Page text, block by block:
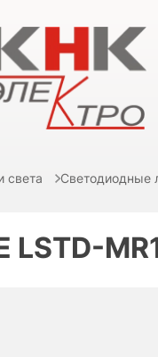
света Светодиодные
LSTD-